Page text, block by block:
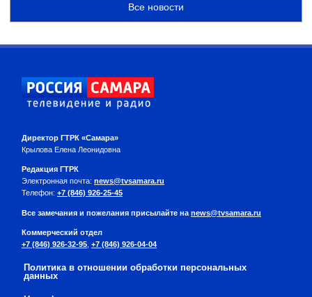
Все новости
Директор ГТРК «Самара»
Крылова Елена Леонидовна
Редакция ГТРК
Электронная почта: news@tvsamara.ru
Телефон: +7 (846) 926-25-45
Все замечания и пожелания присылайте на news@tvsamara.ru
Коммерческий отдел
+7 (846) 926-32-95 +7 (846) 926-04-04
Политика в отношении обработки персональных
данных